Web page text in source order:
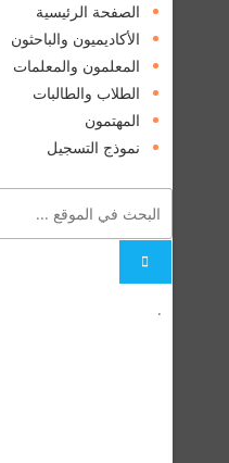
الصفحة الرئيسية
الأكاديميون والباحثون
المعلمون والمعلمات
الطلاب والطالبات
المهتمون
نموذج التسجيل
.